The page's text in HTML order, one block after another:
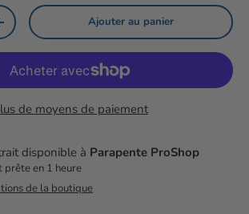
la quantitéAjouter au panier
de moyens de paiement
disponible à Parapente ProShop
en 1 heure
de la boutique